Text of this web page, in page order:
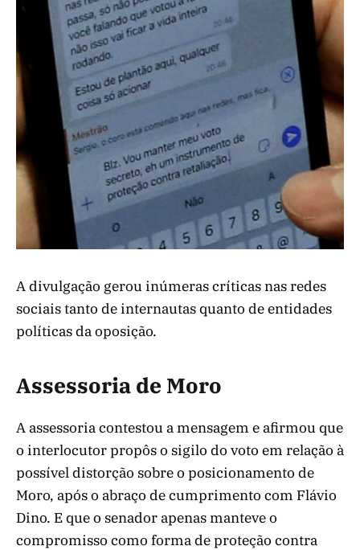
A divulgação gerou inúmeras críticas nas redes
sociais tanto de internautas quanto de entidades
políticas da oposição.
Assessoria de Moro
A assessoria contestou a mensagem e afirmou que
o interlocutor propôs o sigilo do voto em relação à
possível distorção sobre o posicionamento de
Moro, após o abraço de cumprimento com Flávio
Dino. E que o senador apenas manteve o
compromisso como forma de proteção contra